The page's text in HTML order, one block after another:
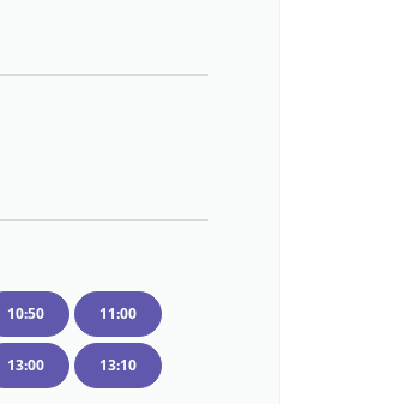
10:50 11:00
13:00 13:10